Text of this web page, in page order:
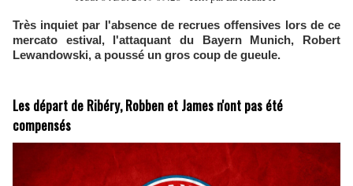
Très inquiet par l'absence de recrues offensives lors de ce
mercato estival, l'attaquant du Bayern Munich, Robert
Lewandowski, a poussé un gros coup de gueule.
Les départ de Ribéry, Robben et James n'ont pas été
compensés